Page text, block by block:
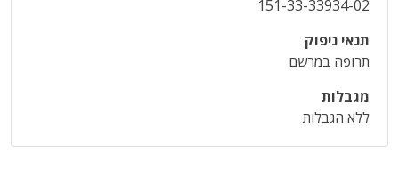
151-33-33934-02
תנאי ניפוק
תרופה במרשם
מגבלות
ללא הגבלות